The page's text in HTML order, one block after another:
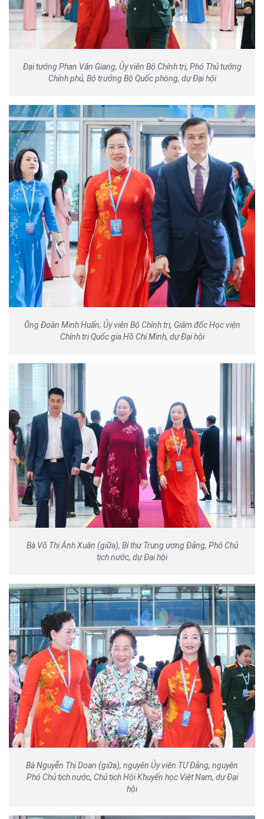
Đại tướng Phan Văn Giang, Ủy viên Bộ Chính trị, Phó Thủ tướng
Chính phủ, Bộ trưởng Bộ Quốc phòng, dự Đại hội
Ông Đoàn Minh Huấn, Ủy viên Bộ Chính trị, Giám đốc Học viện
Chính trị Quốc gia Hồ Chí Minh, dự Đại hội
Bà Võ Thị Ánh Xuân (giữa), Bí thư Trung ương Đảng, Phó Chủ
tịch nước, dự Đại hội
Bà Nguyễn Thị Doan (giữa), nguyên Ủy viên TƯ Đảng, nguyên
Phó Chủ tịch nước, Chủ tịch Hội Khuyến học Việt Nam, dự Đại
hội